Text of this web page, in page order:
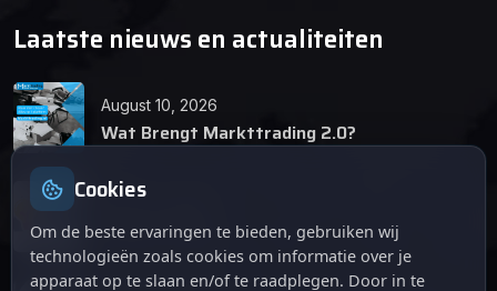
Laatste nieuws en actualiteiten
August 10, 2026
Wat Brengt Markttrading 2.0?
Tips en Tricks
Cookies
Om de beste ervaringen te bieden, gebruiken wij
technologieën zoals cookies om informatie over je
apparaat op te slaan en/of te raadplegen. Door in te